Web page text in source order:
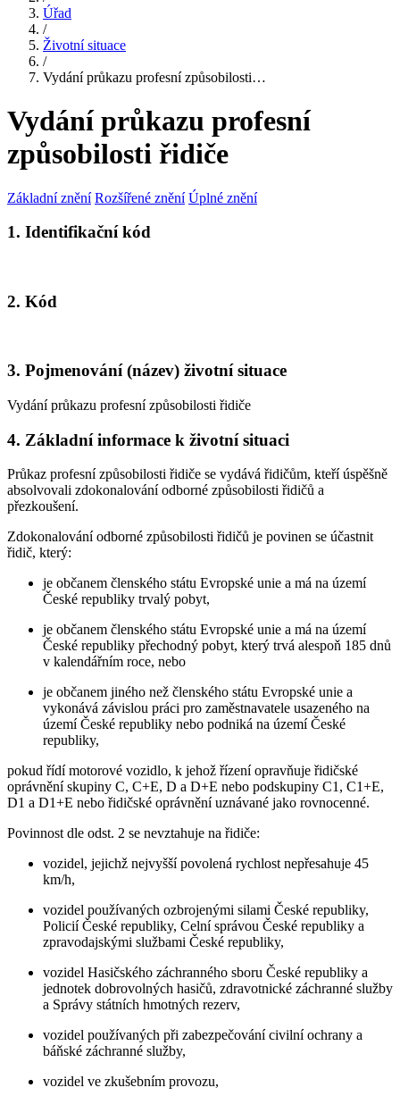
Úřad
/
Životní situace
/
Vydání průkazu profesní způsobilosti…
Vydání průkazu profesní
způsobilosti řidiče
Základní znění Rozšířené znění Úplné znění
1. Identifikační kód
2. Kód
3. Pojmenování (název) životní situace
Vydání průkazu profesní způsobilosti řidiče
4. Základní informace k životní situaci
Průkaz profesní způsobilosti řidiče se vydává řidičům, kteří úspěšně
absolvovali zdokonalování odborné způsobilosti řidičů a
přezkoušení.
Zdokonalování odborné způsobilosti řidičů je povinen se účastnit
řidič, který:
je občanem členského státu Evropské unie a má na území
České republiky trvalý pobyt,
je občanem členského státu Evropské unie a má na území
České republiky přechodný pobyt, který trvá alespoň 185 dnů
v kalendářním roce, nebo
je občanem jiného než členského státu Evropské unie a
vykonává závislou práci pro zaměstnavatele usazeného na
území České republiky nebo podniká na území České
republiky,
pokud řídí motorové vozidlo, k jehož řízení opravňuje řidičské
oprávnění skupiny C, C+E, D a D+E nebo podskupiny C1, C1+E,
D1 a D1+E nebo řidičské oprávnění uznávané jako rovnocenné.
Povinnost dle odst. 2 se nevztahuje na řidiče:
vozidel, jejichž nejvyšší povolená rychlost nepřesahuje 45
km/h,
vozidel používaných ozbrojenými silami České republiky,
Policií České republiky, Celní správou České republiky a
zpravodajskými službami České republiky,
vozidel Hasičského záchranného sboru České republiky a
jednotek dobrovolných hasičů, zdravotnické záchranné služby
a Správy státních hmotných rezerv,
vozidel používaných při zabezpečování civilní ochrany a
báňské záchranné služby,
vozidel ve zkušebním provozu,